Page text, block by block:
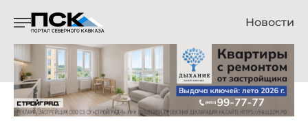
Новости